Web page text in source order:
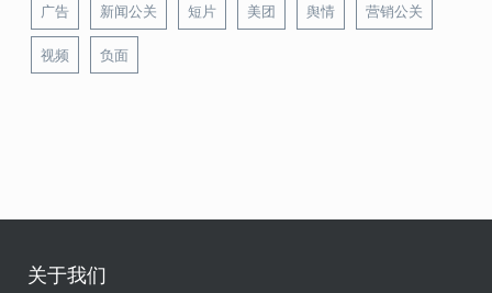
广告 新闻公关 短片 美团 舆情 营销公关
视频 负面
关于我们